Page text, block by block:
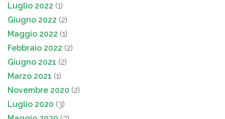
Luglio 2022 (1)
Giugno 2022 (2)
Maggio 2022 (1)
Febbraio 2022 (2)
Giugno 2021 (2)
Marzo 2021 (1)
Novembre 2020 (2)
Luglio 2020 (3)